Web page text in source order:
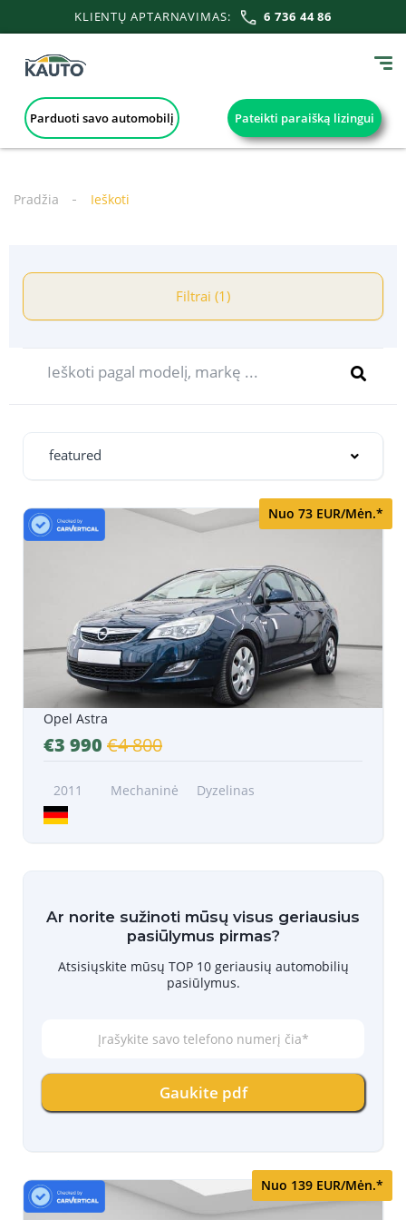
KLIENTŲ APTARNAVIMAS: 6 736 44 86
Parduoti savo automobilį Pateikti paraišką lizingui
Pradžia Ieškoti
Filtrai (1)
featured
Nuo 73 EUR/Mėn.*
Opel Astra
€3 990 €4 800
2011 Mechaninė Dyzelinas
Ar norite sužinoti mūsų visus geriausius
pasiūlymus pirmas?
Atsisiųskite mūsų TOP 10 geriausių automobilių
pasiūlymus.
š
k
s
a
Gaukite pdf
Nuo 139 EUR/Mėn.*